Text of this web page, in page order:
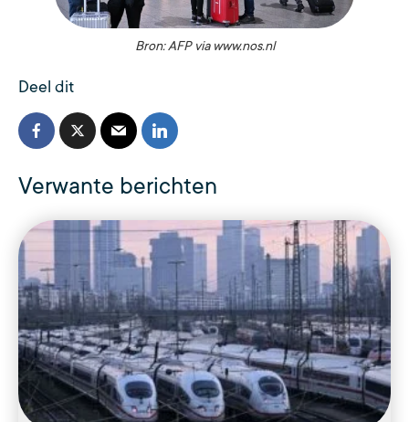
Bron: AFP via www.nos.nl
Deel dit
Verwante berichten